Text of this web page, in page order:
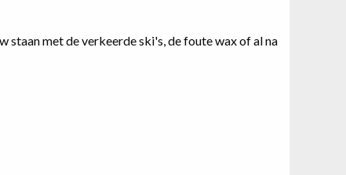
staan met de verkeerde ski's, de foute wax of al na